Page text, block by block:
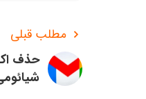
مطلب قبلی
حذف